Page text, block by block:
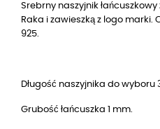
Srebrny naszyjnik
Raka i zawieszką z logo marki.
925.
Długość naszyjnika do wyboru
Grubość łańcuszka 1 mm.